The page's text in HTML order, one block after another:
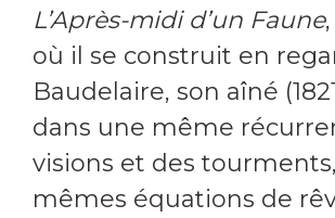
L’Après-midi d’un Faune
où il se construit en
Baudelaire, son aîné
dans une même
visions et des
mêmes équations de